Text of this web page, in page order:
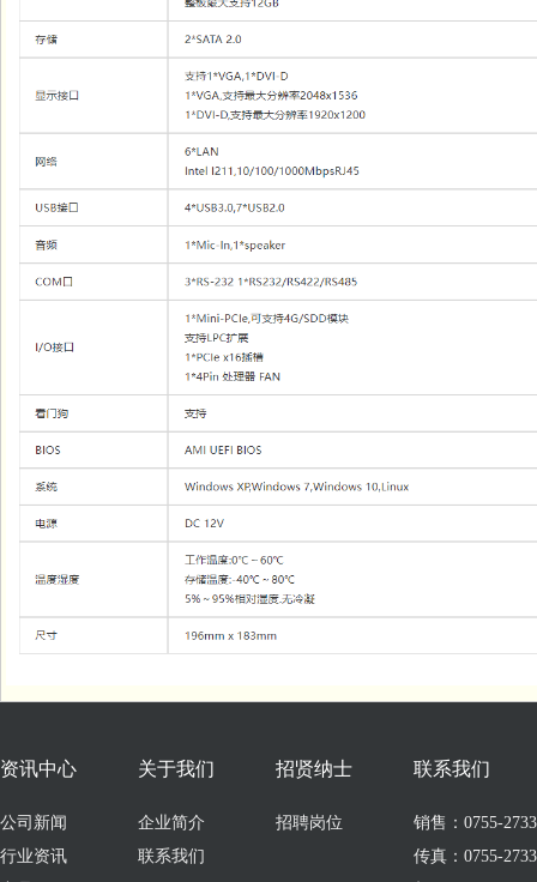
资讯中心
公司新闻
行业资讯
关于我们
企业简介
联系我们
招贤纳士
招聘岗位
联系我们
销售：0755-
传真：0755-